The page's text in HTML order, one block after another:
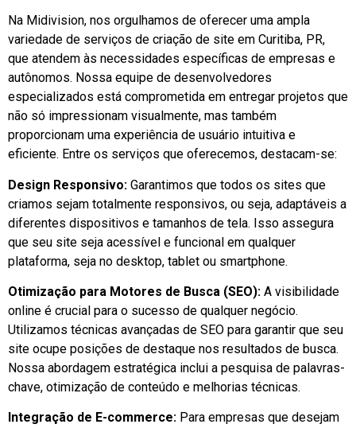
Na Midivision, nos orgulhamos de oferecer uma ampla
variedade de serviços de criação de site em Curitiba, PR,
que atendem às necessidades específicas de empresas e
autônomos. Nossa equipe de desenvolvedores
especializados está comprometida em entregar projetos que
não só impressionam visualmente, mas também
proporcionam uma experiência de usuário intuitiva e
eficiente. Entre os serviços que oferecemos, destacam-se:
Design Responsivo: Garantimos que todos os sites que
criamos sejam totalmente responsivos, ou seja, adaptáveis a
diferentes dispositivos e tamanhos de tela. Isso assegura
que seu site seja acessível e funcional em qualquer
plataforma, seja no desktop, tablet ou smartphone.
Otimização para Motores de Busca (SEO): A visibilidade
online é crucial para o sucesso de qualquer negócio.
Utilizamos técnicas avançadas de SEO para garantir que seu
site ocupe posições de destaque nos resultados de busca.
Nossa abordagem estratégica inclui a pesquisa de palavras-
chave, otimização de conteúdo e melhorias técnicas.
Integração de E-commerce: Para empresas que desejam